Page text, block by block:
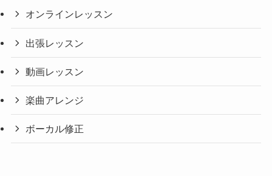
オンラインレッスン
出張レッスン
動画レッスン
楽曲アレンジ
ボーカル修正